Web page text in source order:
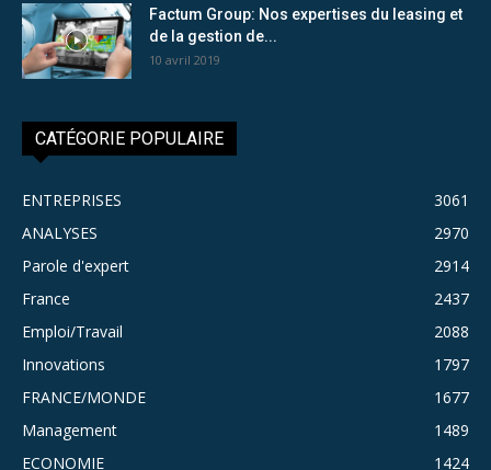
Factum Group: Nos expertises du leasing et
de la gestion de...
10 avril 2019
CATÉGORIE POPULAIRE
ENTREPRISES
3061
ANALYSES
2970
Parole d'expert
2914
France
2437
Emploi/Travail
2088
Innovations
1797
FRANCE/MONDE
1677
Management
1489
ECONOMIE
1424